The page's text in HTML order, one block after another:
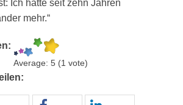
Ich hatte seit zehn Jahren
mehr.“
Average: 5 (1 vote)